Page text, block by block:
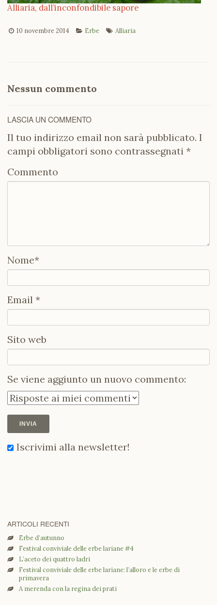
Alliaria, dall’inconfondibile sapore
10 novembre 2014 Erbe Alliaria
Nessun commento
LASCIA UN COMMENTO
Il tuo indirizzo email non sarà pubblicato. I
campi obbligatori sono contrassegnati *
Commento
Nome*
Email *
Sito web
Se viene aggiunto un nuovo commento:
Iscrivimi alla newsletter!
ARTICOLI RECENTI
Erbe d’autunno
Festival conviviale delle erbe lariane #4
L’aceto dei quattro ladri
Festival conviviale delle erbe lariane: l’alloro e le erbe di
primavera
A merenda con la regina dei prati